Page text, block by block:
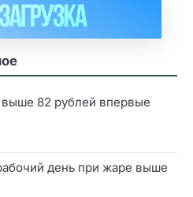
82 рублей впервые
день при жаре выше